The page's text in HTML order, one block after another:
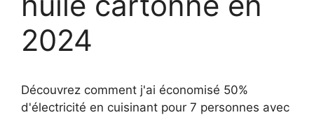
2024
Découvrez comment j'ai économisé 50%
d'électricité en cuisinant pour 7 personnes avec